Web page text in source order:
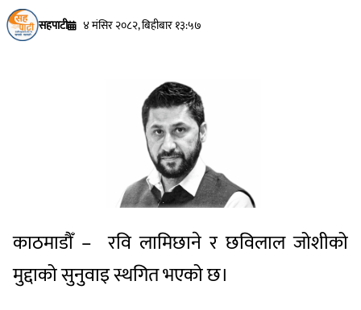
सहपाटी ४ मंसिर २०८२, बिहीबार १३:५७
काठमाडौँ – रवि लामिछाने र छविलाल जोशीको
मुद्दाको सुनुवाइ स्थगित भएको छ।